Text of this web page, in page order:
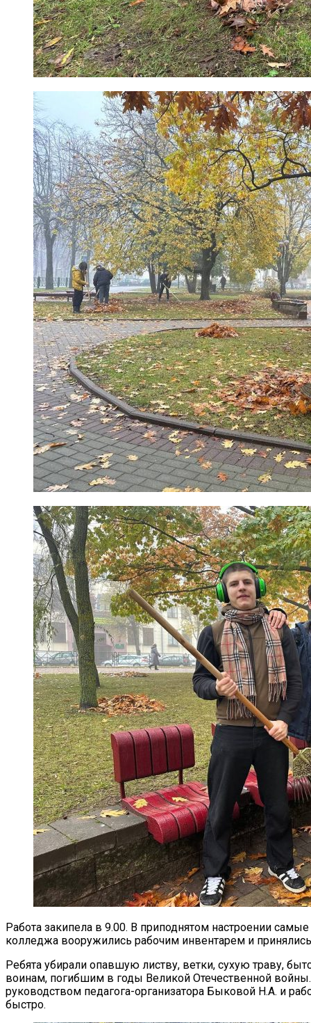
Работа закипела в 9.00. В приподнятом настроении
колледжа вооружились рабочим инвентарем и
Ребята убирали опавшую листву, ветки, сухую траву,
воинам, погибшим в годы Великой Отечественной
руководством педагога-организатора Быковой Н.А. и
быстро.